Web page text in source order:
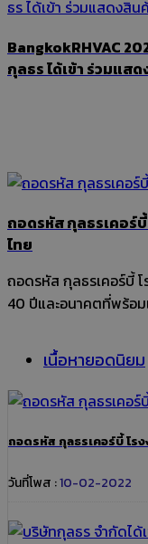
BangkokRHVAC
กุลธร ได้เข้า ร่วมแส
ถอดรหัส กุลธรเคอร์
ไทย
ถอดรหัส กุลธรเคอร์บี้ โ
40 ปีและอนาคตที่พร้อม
เนื้อหายอดนิยม
ถอดรหัส กุลธรเคอร์บี้ โร
วันที่โพส :10-02-2022